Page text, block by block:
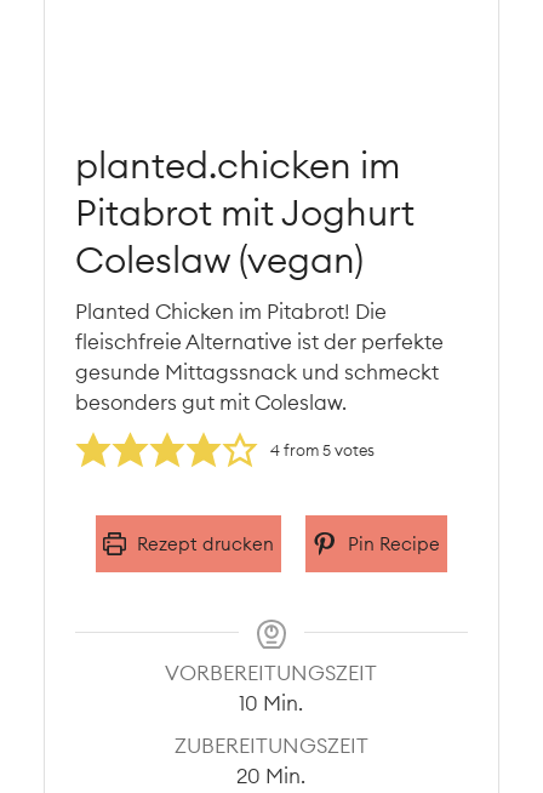
planted.chicken im
Pitabrot mit Joghurt
Coleslaw (vegan)
Planted Chicken im Pitabrot! Die
fleischfreie Alternative ist der perfekte
gesunde Mittagssnack und schmeckt
besonders gut mit Coleslaw.
4from5votes
Rezept drucken Pin Recipe
VORBEREITUNGSZEIT
10 Minuten
Min.
ZUBEREITUNGSZEIT
20 Minuten
Min.